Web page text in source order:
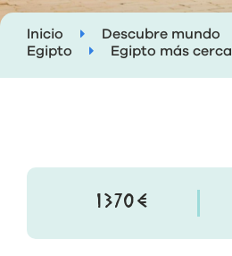
Inicio Descubre mundo
Egipto
Egipto más cerca
1370€